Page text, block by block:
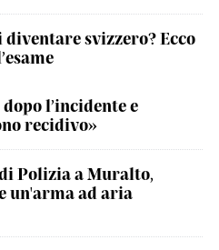
diventare svizzero? Ecco
l’incidente e
recidivo»
Polizia a Muralto,
un'arma ad aria